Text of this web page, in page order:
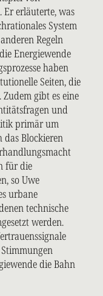
erläuterte, was
System
Regeln
Energiewende
haben
Seiten, die
gibt es eine
und
primär um
Blockieren
für die
so Uwe
urbane
technische
werden.
die Bahn